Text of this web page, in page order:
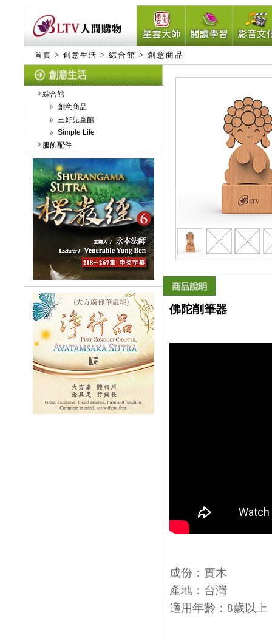
首頁 > 創意生活 > 綜合館 > 創意商品
綜合館
創意商品
三好兒童館
Simple Life
服飾配件
佛陀削筆器
成份：實木
產地：台灣
適用年齡：8歲以上